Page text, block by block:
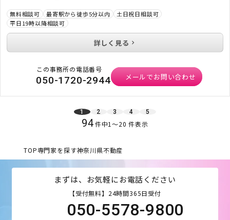
無料相談可 最寄駅から徒歩5分以内
土日祝日相談可
平日19時以降相談可
詳しく見る
この事務所の電話番号
050-1720-2944 メールでお問い合わせ
1 2 3 4 5
94件中1〜20 件表示
TOP専門家を探す神奈川県不動産
まずは、お気軽にお電話ください
【受付無料】24時間365日受付
050-5578-9800